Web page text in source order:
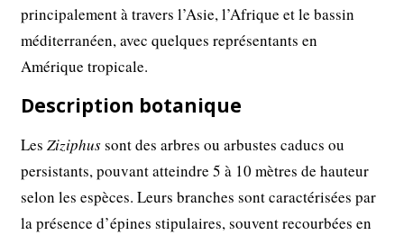
principalement à travers l’Asie, l’Afrique et le bassin
méditerranéen, avec quelques représentants en
Amérique tropicale.
Description botanique
LesZiziphussont des arbres ou arbustes caducs ou
persistants, pouvant atteindre 5 à 10 mètres de hauteur
selon les espèces. Leurs branches sont caractérisées par
la présence d’épines stipulaires, souvent recourbées en